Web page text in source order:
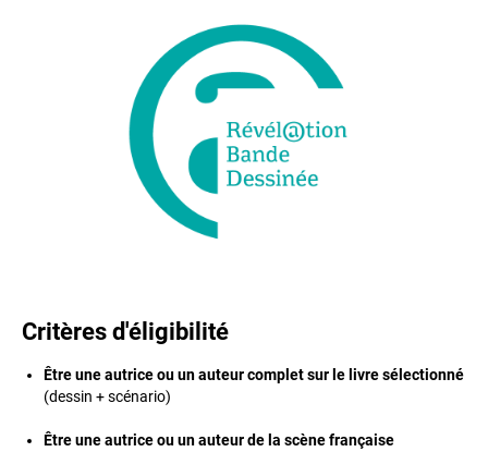
Critères d'éligibilité
Être une autrice ou un auteur complet sur le livre sélectionné
(dessin + scénario)
Être une autrice ou un auteur de la scène française